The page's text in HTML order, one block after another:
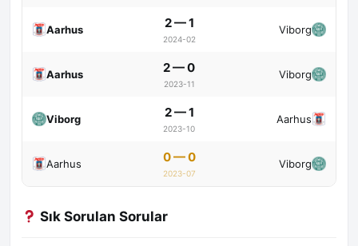
Aarhus 2 — 1
2024-02
Viborg
Aarhus 2 — 0
2023-11
Viborg
Viborg 2 — 1
2023-10
Aarhus
Aarhus 0 — 0
2023-07
Viborg
Sık Sorulan Sorular